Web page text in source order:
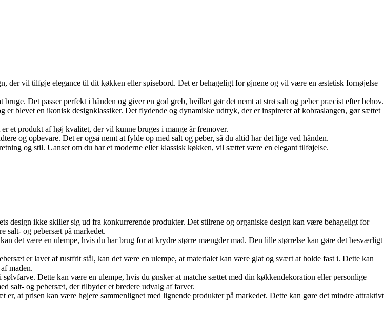
der vil tilføje elegance til dit køkken eller spisebord. Det er behageligt for øjnene og vil være en æstetisk fornøjelse
Det passer perfekt i hånden og giver en god greb, hvilket gør det nemt at strø salt og peber præcist efter behov.
er blevet en ikonisk designklassiker. Det flydende og dynamiske udtryk, der er inspireret af kobraslangen, gør sættet
et produkt af høj kvalitet, der vil kunne bruges i mange år fremover.
og opbevare. Det er også nemt at fylde op med salt og peber, så du altid har det lige ved hånden.
og stil. Uanset om du har et moderne eller klassisk køkken, vil sættet være en elegant tilføjelse.
design ikke skiller sig ud fra konkurrerende produkter. Det stilrene og organiske design kan være behageligt for
salt- og pebersæt på markedet.
det være en ulempe, hvis du har brug for at krydre større mængder mad. Den lille størrelse kan gøre det besværligt
er lavet af rustfrit stål, kan det være en ulempe, at materialet kan være glat og svært at holde fast i. Dette kan
maden.
Dette kan være en ulempe, hvis du ønsker at matche sættet med din køkkendekoration eller personlige
salt- og pebersæt, der tilbyder et bredere udvalg af farver.
er, at prisen kan være højere sammenlignet med lignende produkter på markedet. Dette kan gøre det mindre attraktivt